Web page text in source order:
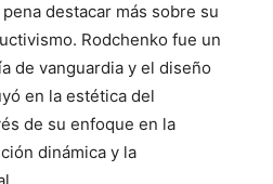
destacar más sobre su
Rodchenko fue un
de vanguardia y el diseño
en la estética del
de su enfoque en la
dinámica y la